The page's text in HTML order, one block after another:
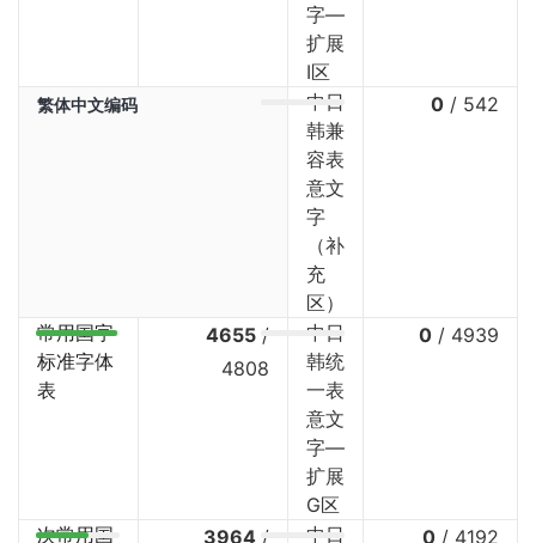
字—
扩展
I区
繁体中文编码
中日
韩兼
容表
意文
字
（补
充
区）
0 / 542
常用国字
标准字体
表
4655 /
4808
中日
韩统
一表
意文
字—
扩展
G区
0 / 4939
次常用国
3964 /
中日
0 / 4192